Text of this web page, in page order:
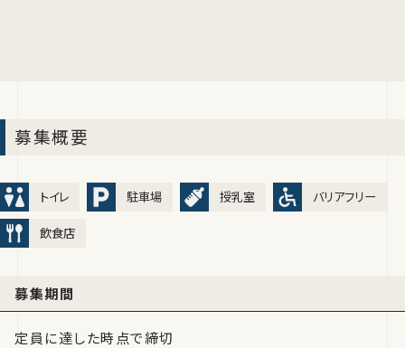
募集概要
トイレ 駐車場 授乳室 バリアフリー
飲食店
募集期間
定員に達した時点で締切